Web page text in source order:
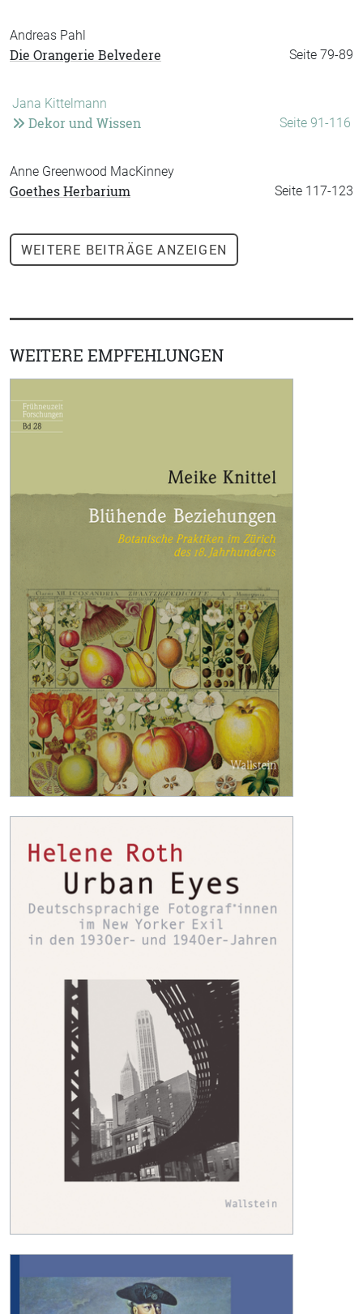
Andreas Pahl
Seite 79-89
Die Orangerie Belvedere
Jana Kittelmann
Seite 91-116
Dekor und Wissen
Anne Greenwood MacKinney
Seite 117-123
Goethes Herbarium
WEITERE BEITRÄGE ANZEIGEN
WEITERE EMPFEHLUNGEN